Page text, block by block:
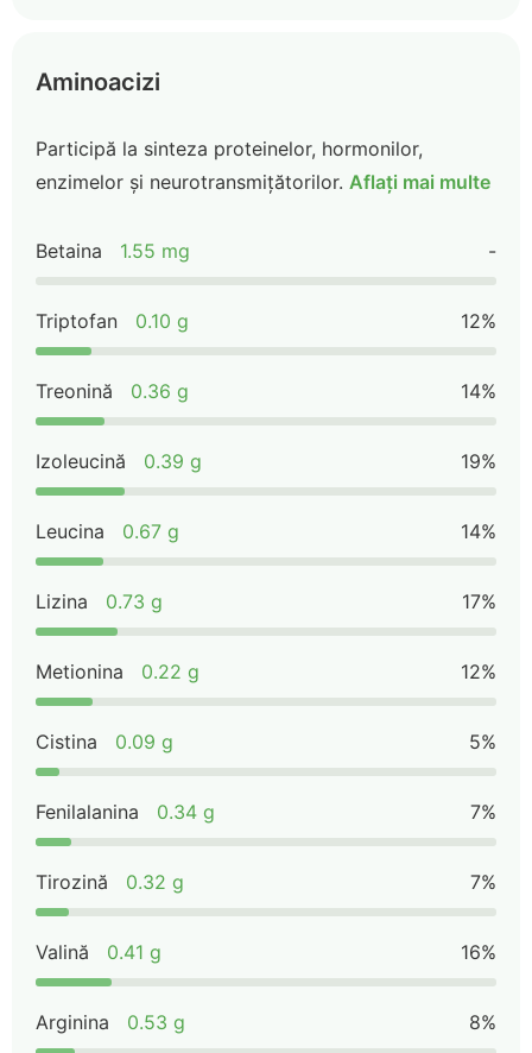
Aminoacizi
Participă la sinteza proteinelor, hormonilor,
enzimelor și neurotransmițătorilor. Aflați mai multe
Betaina 1.55 mg -
Triptofan 0.10 g 12%
Treonină 0.36 g 14%
Izoleucină 0.39 g 19%
Leucina 0.67 g 14%
Lizina 0.73 g 17%
Metionina 0.22 g 12%
Cistina 0.09 g 5%
Fenilalanina 0.34 g 7%
Tirozină 0.32 g 7%
Valină 0.41 g 16%
Arginina 0.53 g 8%